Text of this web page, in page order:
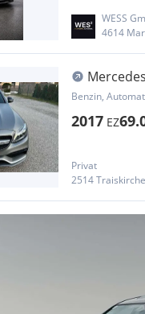
WESS
4614
Benzin,
2017 EZ
Privat
2514